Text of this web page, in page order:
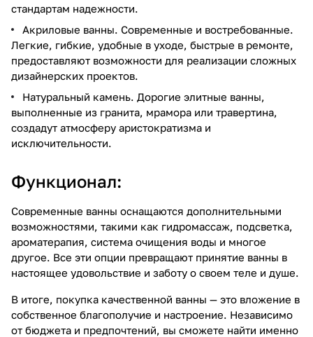
стандартам надежности.
Акриловые ванны. Современные и востребованные.
Легкие, гибкие, удобные в уходе, быстрые в ремонте,
предоставляют возможности для реализации сложных
дизайнерских проектов.
Натуральный камень. Дорогие элитные ванны,
выполненные из гранита, мрамора или травертина,
создадут атмосферу аристократизма и
исключительности.
Функционал:
Современные ванны оснащаются дополнительными
возможностями, такими как гидромассаж, подсветка,
ароматерапия, система очищения воды и многое
другое. Все эти опции превращают принятие ванны в
настоящее удовольствие и заботу о своем теле и душе.
В итоге, покупка качественной ванны — это вложение в
собственное благополучие и настроение. Независимо
от бюджета и предпочтений, вы сможете найти именно